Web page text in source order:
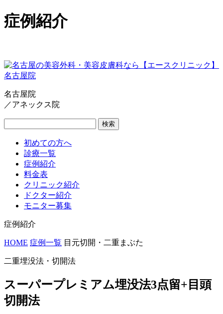
症例紹介
名古屋院
／アネックス院
検索
初めての方へ
診療一覧
症例紹介
料金表
クリニック紹介
ドクター紹介
モニター募集
症例紹介
HOME 症例一覧 目元切開・二重まぶた
二重埋没法・切開法
スーパープレミアム埋没法3点留+目頭
切開法